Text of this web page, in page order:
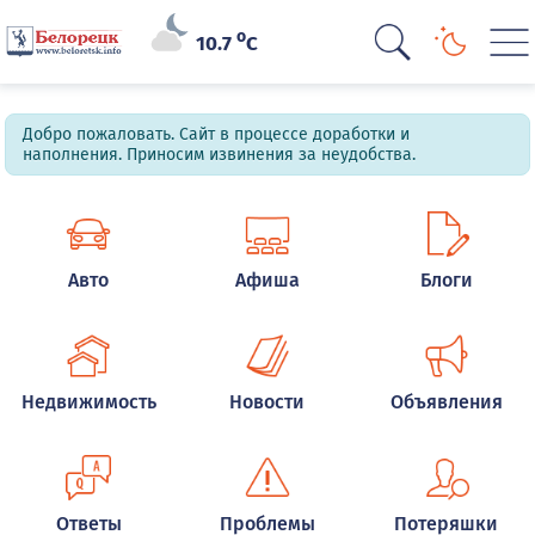
10.7oC
Добро пожаловать. Сайт в процессе доработки и
наполнения. Приносим извинения за неудобства.
Авто Афиша Блоги
Недвижимость Новости Объявления
Ответы Проблемы Потеряшки